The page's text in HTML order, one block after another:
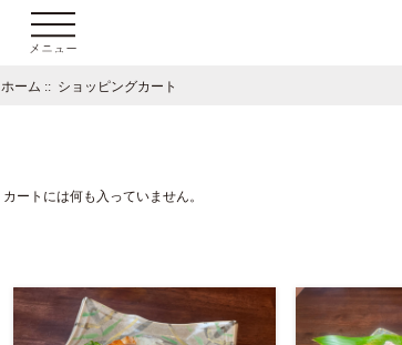
ホーム :: ショッピングカート
カートには何も入っていません。